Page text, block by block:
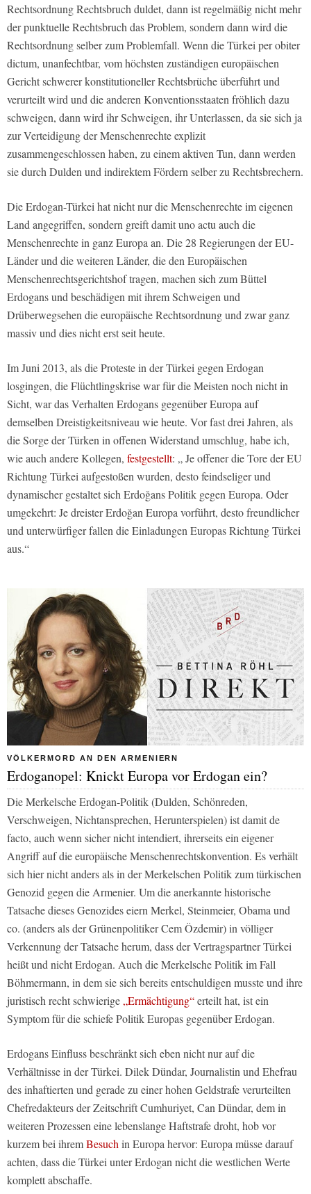
Rechtsordnung Rechtsbruch duldet, dann ist regelmäßig nicht mehr
der punktuelle Rechtsbruch das Problem, sondern dann wird die
Rechtsordnung selber zum Problemfall. Wenn die Türkei per obiter
dictum, unanfechtbar, vom höchsten zuständigen europäischen
Gericht schwerer konstitutioneller Rechtsbrüche überführt und
verurteilt wird und die anderen Konventionsstaaten fröhlich dazu
schweigen, dann wird ihr Schweigen, ihr Unterlassen, da sie sich ja
zur Verteidigung der Menschenrechte explizit
zusammengeschlossen haben, zu einem aktiven Tun, dann werden
sie durch Dulden und indirektem Fördern selber zu Rechtsbrechern.
Die Erdogan-Türkei hat nicht nur die Menschenrechte im eigenen
Land angegriffen, sondern greift damit uno actu auch die
Menschenrechte in ganz Europa an. Die 28 Regierungen der EU-
Länder und die weiteren Länder, die den Europäischen
Menschenrechtsgerichtshof tragen, machen sich zum Büttel
Erdogans und beschädigen mit ihrem Schweigen und
Drüberwegsehen die europäische Rechtsordnung und zwar ganz
massiv und dies nicht erst seit heute.
Im Juni 2013, als die Proteste in der Türkei gegen Erdogan
losgingen, die Flüchtlingskrise war für die Meisten noch nicht in
Sicht, war das Verhalten Erdogans gegenüber Europa auf
demselben Dreistigkeitsniveau wie heute. Vor fast drei Jahren, als
die Sorge der Türken in offenen Widerstand umschlug, habe ich,
wie auch andere Kollegen, festgestellt: „ Je offener die Tore der EU
Richtung Türkei aufgestoßen wurden, desto feindseliger und
dynamischer gestaltet sich Erdoğans Politik gegen Europa. Oder
umgekehrt: Je dreister Erdoğan Europa vorführt, desto freundlicher
und unterwürfiger fallen die Einladungen Europas Richtung Türkei
aus.“
VÖLKERMORD AN DEN ARMENIERN
Erdoganopel: Knickt Europa vor Erdogan ein?
Die Merkelsche Erdogan-Politik (Dulden, Schönreden,
Verschweigen, Nichtansprechen, Herunterspielen) ist damit de
facto, auch wenn sicher nicht intendiert, ihrerseits ein eigener
Angriff auf die europäische Menschenrechtskonvention. Es verhält
sich hier nicht anders als in der Merkelschen Politik zum türkischen
Genozid gegen die Armenier. Um die anerkannte historische
Tatsache dieses Genozides eiern Merkel, Steinmeier, Obama und
co. (anders als der Grünenpolitiker Cem Özdemir) in völliger
Verkennung der Tatsache herum, dass der Vertragspartner Türkei
heißt und nicht Erdogan. Auch die Merkelsche Politik im Fall
Böhmermann, in dem sie sich bereits entschuldigen musste und ihre
juristisch recht schwierige „Ermächtigung“erteilt hat, ist ein
Symptom für die schiefe Politik Europas gegenüber Erdogan.
Erdogans Einfluss beschränkt sich eben nicht nur auf die
Verhältnisse in der Türkei. Dilek Dündar, Journalistin und Ehefrau
des inhaftierten und gerade zu einer hohen Geldstrafe verurteilten
Chefredakteurs der Zeitschrift Cumhuriyet, Can Dündar, dem in
weiteren Prozessen eine lebenslange Haftstrafe droht, hob vor
kurzem bei ihremBesuch in Europa hervor: Europa müsse darauf
achten, dass die Türkei unter Erdogan nicht die westlichen Werte
komplett abschaffe.